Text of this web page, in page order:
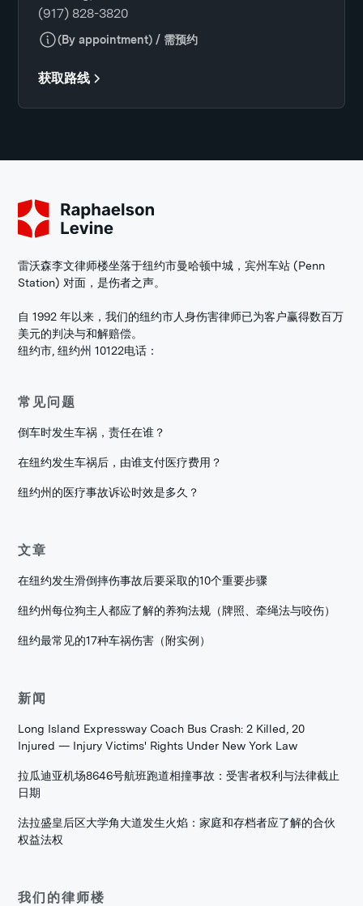
(917) 828-3820
(By appointment) / 需预约
获取路线
雷沃森李文律师楼坐落于纽约市曼哈顿中城，宾州车站 (Penn
Station) 对面，是伤者之声。
自 1992 年以来，我们的纽约市人身伤害律师已为客户赢得数百万
美元的判决与和解赔偿。
纽约市, 纽约州 10122电话：
常见问题
倒车时发生车祸，责任在谁？
在纽约发生车祸后，由谁支付医疗费用？
纽约州的医疗事故诉讼时效是多久？
文章
在纽约发生滑倒摔伤事故后要采取的10个重要步骤
纽约州每位狗主人都应了解的养狗法规（牌照、牵绳法与咬伤）
纽约最常见的17种车祸伤害（附实例）
新闻
Long Island Expressway Coach Bus Crash: 2 Killed, 20
Injured — Injury Victims' Rights Under New York Law
拉瓜迪亚机场8646号航班跑道相撞事故：受害者权利与法律截止
日期
法拉盛皇后区大学角大道发生火焰：家庭和存档者应了解的合伙
权益法权
我们的律师楼